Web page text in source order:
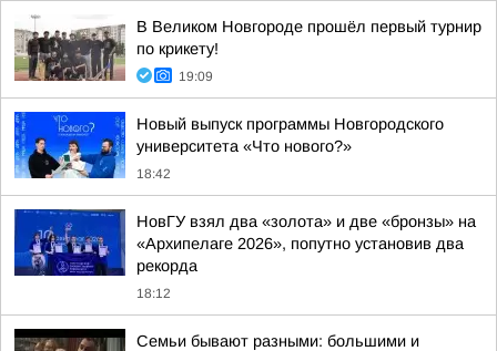
В Великом Новгороде прошёл первый турнир
по крикету!
19:09
Новый выпуск программы Новгородского
университета «Что нового?»
18:42
НовГУ взял два «золота» и две «бронзы» на
«Архипелаге 2026», попутно установив два
рекорда
18:12
Семьи бывают разными: большими и